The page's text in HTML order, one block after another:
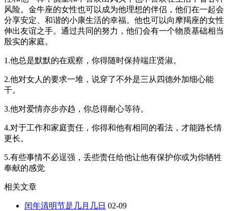
风险。金牛座的女性也可以成为他理想的伴侣，他们在一起会
分享安定、和谐的小康生活的幸福。他也可以向摩羯座的女性
伸出友谊之手。通过共同的努力，他们会有一个物质基础相当
殷实的家庭。
1.他总是默默的在观察，你得随时保持端庄贤淑。
2.他对女人的要求一堆，说穿了不外是三从四德外加细心能
干。
3.他对爱情亦步亦趋，你总得耐心等待。
4.对于工作和家庭责任，你得和他有相同的看法，才能路长情
更长。
5.有些事情不必逞强，丢些责任给他让他有保护你或为你牺牲
奉献的感觉
相关文章
闰年清明节是几月几日 02-09